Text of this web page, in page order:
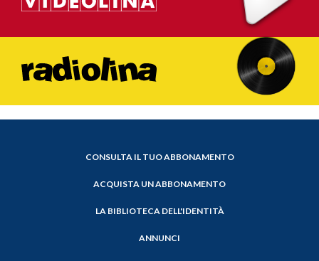
CONSULTA IL TUO ABBONAMENTO
ACQUISTA UN ABBONAMENTO
LA BIBLIOTECA DELL'IDENTITÀ
ANNUNCI